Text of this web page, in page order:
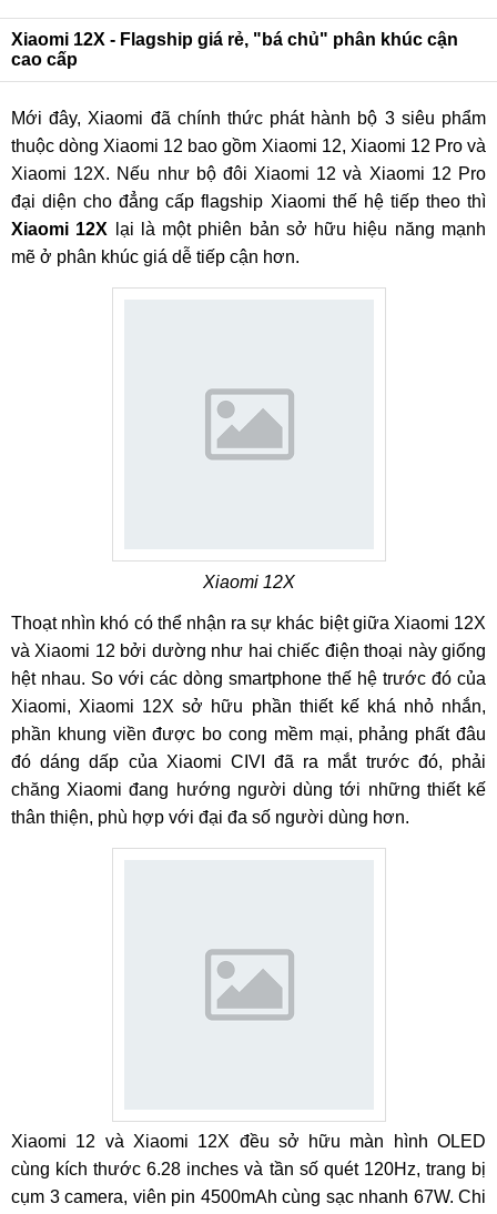
Xiaomi 12X - Flagship giá rẻ, "bá chủ" phân khúc cận
cao cấp
Mới đây, Xiaomi đã chính thức phát hành bộ 3 siêu phẩm
thuộc dòng Xiaomi 12 bao gồm Xiaomi 12, Xiaomi 12 Pro và
Xiaomi 12X. Nếu như bộ đôi Xiaomi 12 và Xiaomi 12 Pro
đại diện cho đẳng cấp flagship Xiaomi thế hệ tiếp theo thì
Xiaomi 12X lại là một phiên bản sở hữu hiệu năng mạnh
mẽ ở phân khúc giá dễ tiếp cận hơn.
Xiaomi 12X
Thoạt nhìn khó có thể nhận ra sự khác biệt giữa Xiaomi 12X
và Xiaomi 12 bởi dường như hai chiếc điện thoại này giống
hệt nhau. So với các dòng smartphone thế hệ trước đó của
Xiaomi, Xiaomi 12X sở hữu phần thiết kế khá nhỏ nhắn,
phần khung viền được bo cong mềm mại, phảng phất đâu
đó dáng dấp của Xiaomi CIVI đã ra mắt trước đó, phải
chăng Xiaomi đang hướng người dùng tới những thiết kế
thân thiện, phù hợp với đại đa số người dùng hơn.
Xiaomi 12 và Xiaomi 12X đều sở hữu màn hình OLED
cùng kích thước 6.28 inches và tần số quét 120Hz, trang bị
cụm 3 camera, viên pin 4500mAh cùng sạc nhanh 67W. Chi